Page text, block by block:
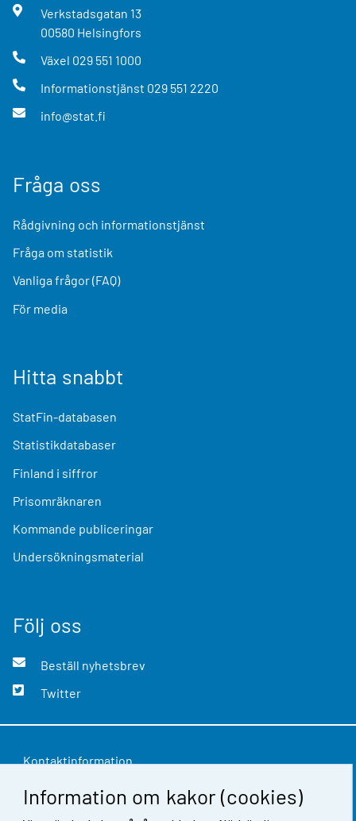
Information om kakor (cookies)
Verkstadsgatan 13
00580 Helsingfors
Växel 029 551 1000
Informationstjänst 029 551 2220
info@stat.fi
Fråga oss
Rådgivning och informationstjänst
Fråga om statistik
Vanliga frågor (FAQ)
För media
Hitta snabbt
StatFin-databasen
Statistikdatabaser
Finland i siffror
Prisomräknaren
Kommande publiceringar
Undersökningsmaterial
Följ oss
Beställ nyhetsbrev
Twitter
Kontaktinformation
Respons